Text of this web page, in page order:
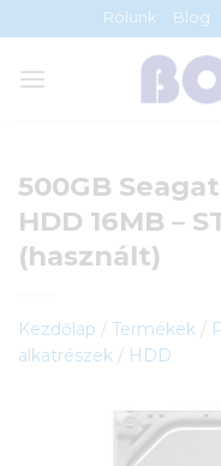
to
content
Rólunk Blog
500GB
HDD 16MB –
(használt)
Kezdőlap / Termékek /
alkatrészek / HDD